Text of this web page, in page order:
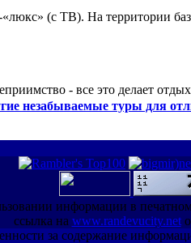
(с ТВ). На территории
- все это делает
незабываемые туры для
информации в
ссылка на www.randevucity.net
за содержание